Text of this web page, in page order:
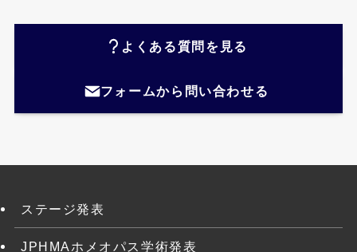
よくある質問を見る
フォームから問い合わせる
ステージ発表
JPHMAホメオパス学術発表